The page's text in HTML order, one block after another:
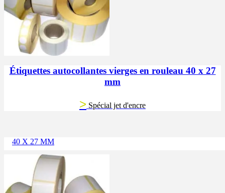
Étiquettes autocollantes vierges en rouleau 40 x 27
mm
> Spécial jet d'encre
40 X 27 MM